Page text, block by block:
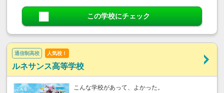
この学校にチェック
通信制高校 人気校！
ルネサンス高等学校
こんな学校があって、よかった。